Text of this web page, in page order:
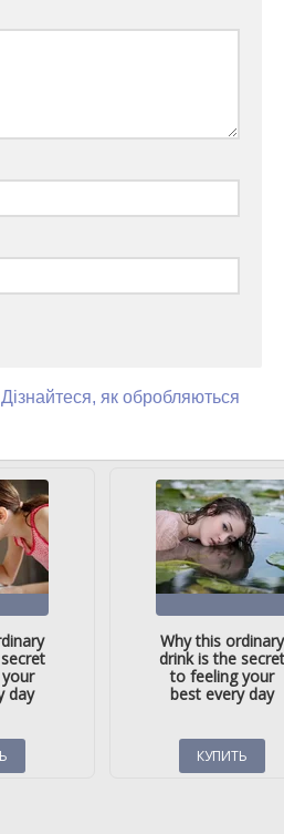
Дізнайтеся, як обробляються